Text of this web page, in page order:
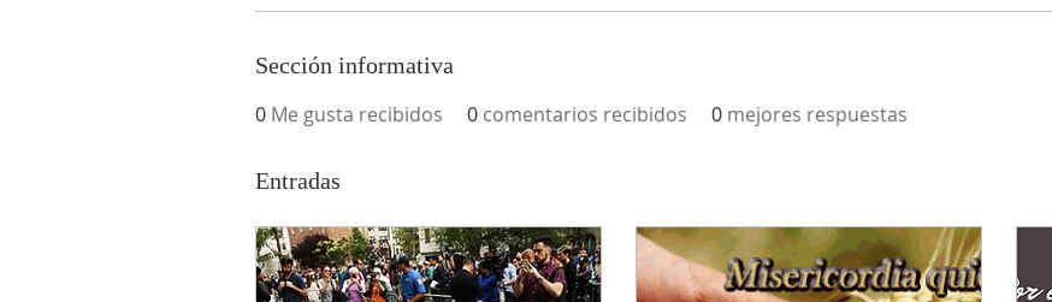
Sección informativa
0 Me gusta recibidos 0 comentarios recibidos 0 mejores respuestas
Entradas